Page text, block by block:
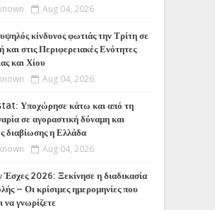
Aug 04, 2026
κίνδυνος φωτιάς την Τρίτη σε
και στις Περιφερειακές Ενότητες
και Χίου
Aug 04, 2026
Υποχώρησε κάτω και από τη
σε αγοραστική δύναμη και
διαβίωσης η Ελλάδα
Aug 04, 2026
Έσχες 2026: Ξεκίνησε η διαδικασία
– Οι κρίσιμες ημερομηνίες που
να γνωρίζετε